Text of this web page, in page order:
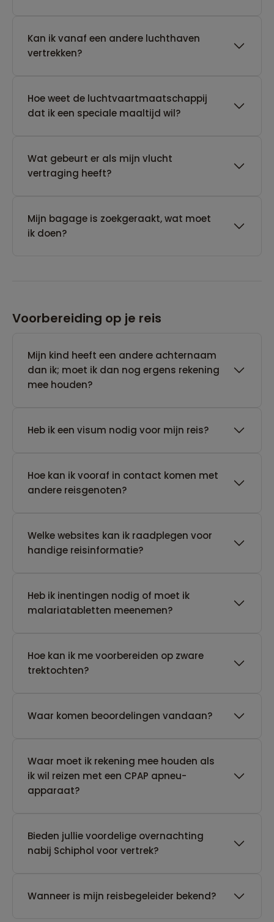
Kan ik vanaf een andere luchthaven
vertrekken?
Hoe weet de luchtvaartmaatschappij
dat ik een speciale maaltijd wil?
Wat gebeurt er als mijn vlucht
vertraging heeft?
Mijn bagage is zoekgeraakt, wat moet
ik doen?
Voorbereiding op je reis
Mijn kind heeft een andere achternaam
dan ik; moet ik dan nog ergens rekening
mee houden?
Heb ik een visum nodig voor mijn reis?
Hoe kan ik vooraf in contact komen met
andere reisgenoten?
Welke websites kan ik raadplegen voor
handige reisinformatie?
Heb ik inentingen nodig of moet ik
malariatabletten meenemen?
Hoe kan ik me voorbereiden op zware
trektochten?
Waar komen beoordelingen vandaan?
Waar moet ik rekening mee houden als
ik wil reizen met een CPAP apneu-
apparaat?
Bieden jullie voordelige overnachting
nabij Schiphol voor vertrek?
Wanneer is mijn reisbegeleider bekend?